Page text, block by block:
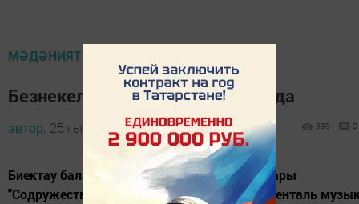
МӘДӘНИЯТ
Безнекеләр иң яхшылар арасында
автор, 25 гыйнвар 2012 - 08:58 998 0
Биектау балалар музыка мәктәбе педагоглары
"Содружество талантов" Халыкара инструменталь